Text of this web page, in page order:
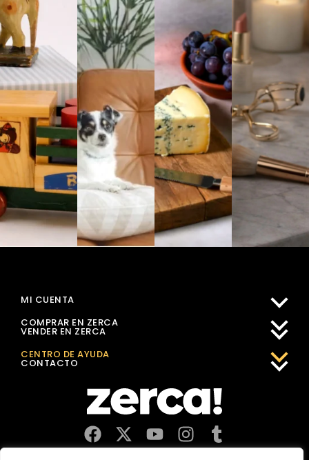
MI CUENTA
COMPRAR EN ZERCA
VENDER EN ZERCA
CENTRO DE AYUDA
CONTACTO